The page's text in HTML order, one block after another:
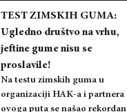
TEST ZIMSKIH GUMA:
Ugledno društvo na vrhu,
jeftine gume nisu se
proslavile!
Na testu zimskih guma u
organizaciji HAK-a i partnera
ovoga puta se našao rekordan